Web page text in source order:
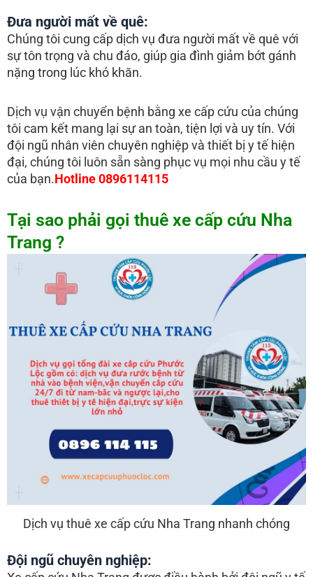
Đưa người mất về quê:
Chúng tôi cung cấp dịch vụ đưa người mất về quê với
sự tôn trọng và chu đáo, giúp gia đình giảm bớt gánh
nặng trong lúc khó khăn.
Dịch vụ vận chuyển bệnh bằng xe cấp cứu của chúng
tôi cam kết mang lại sự an toàn, tiện lợi và uy tín. Với
đội ngũ nhân viên chuyên nghiệp và thiết bị y tế hiện
đại, chúng tôi luôn sẵn sàng phục vụ mọi nhu cầu y tế
của bạn.Hotline 0896114115
Tại sao phải gọi thuê xe cấp cứu Nha
Trang ?
Dịch vụ thuê xe cấp cứu Nha Trang nhanh chóng
Đội ngũ chuyên nghiệp: